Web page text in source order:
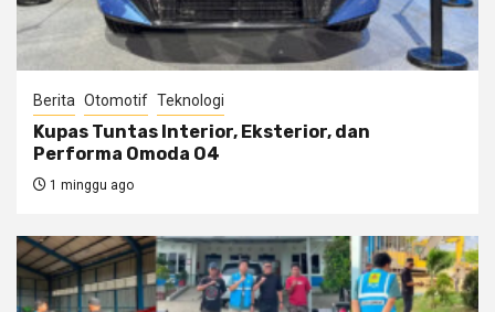
Berita Otomotif Teknologi
Kupas Tuntas Interior, Eksterior, dan
Performa Omoda O4
1 minggu ago